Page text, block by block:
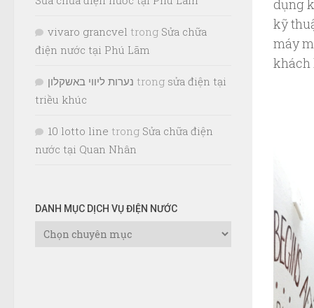
dụng
kỹ
máy
khách
vivaro grancvel trong Sửa chữa
điện nước tại Phú Lãm
נערות ליווי באשקלון trong sửa điện tại
triều khúc
10 lotto line trong Sửa chữa điện
nước tại Quan Nhân
DANH MỤC DỊCH VỤ ĐIỆN NƯỚC
Danh